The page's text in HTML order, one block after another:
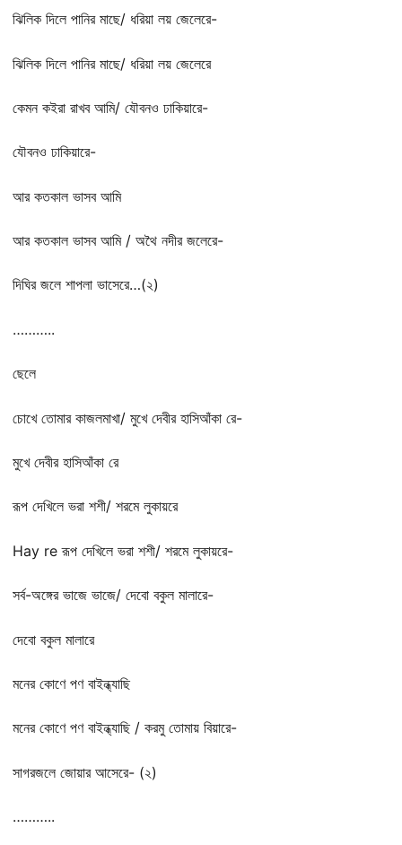
ঝিলিক দিলে পানির মাছে/ ধরিয়া লয় জেলেরে-
ঝিলিক দিলে পানির মাছে/ ধরিয়া লয় জেলেরে
কেমন কইরা রাখব আমি/ যৌবনও ঢাকিয়ারে-
যৌবনও ঢাকিয়ারে-
আর কতকাল ভাসব আমি
আর কতকাল ভাসব আমি / অথৈ নদীর জলেরে-
দিঘির জলে শাপলা ভাসেরে…(২)
………..
ছেলে
চোখে তোমার কাজলমাখা/ মুখে দেবীর হাসিআঁকা রে-
মুখে দেবীর হাসিআঁকা রে
রূপ দেখিলে ভরা শশী/ শরমে লুকায়রে
Hay re রূপ দেখিলে ভরা শশী/ শরমে লুকায়রে-
সর্ব-অঙ্গের ভাজে ভাজে/ দেবো বকুল মালারে-
দেবো বকুল মালারে
মনের কোণে পণ বাইন্ধ্যাছি
মনের কোণে পণ বাইন্ধ্যাছি / করমু তোমায় বিয়ারে-
সাগরজলে জোয়ার আসেরে- (২)
………..